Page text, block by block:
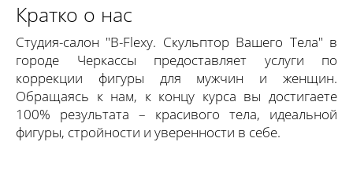
Кратко о нас
Студия-салон "B-Flexy. Скульптор Вашего Тела" в
городе Черкассы предоставляет услуги по
коррекции фигуры для мужчин и женщин.
Обращаясь к нам, к концу курса вы достигаете
100% результата – красивого тела, идеальной
фигуры, стройности и уверенности в себе.